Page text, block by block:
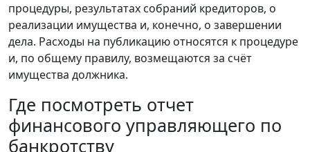
процедуры, результатах собраний кредиторов, о
реализации имущества и, конечно, о завершении
дела. Расходы на публикацию относятся к процедуре
и, по общему правилу, возмещаются за счёт
имущества должника.
Где посмотреть отчет
финансового управляющего по
банкротству